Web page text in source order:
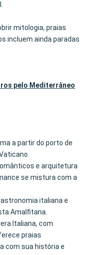
mitologia, praias
incluem ainda paradas
pelo Mediterrâneo
a partir do porto de
e arquitetura
se mistura com a
italiana e
Amalfitana.
Italiana, com
praias
com sua história e